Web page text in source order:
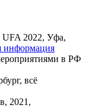
2022, Уфа,
информация
в РФ
всё
2021,